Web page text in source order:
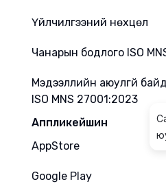
Үйлчилгээний нөхцөл
Чанарын бодлого ISO
Мэдээллийн аюулгүй
ISO MNS 27001:2023
Аппликейшин
AppStore
Google Play